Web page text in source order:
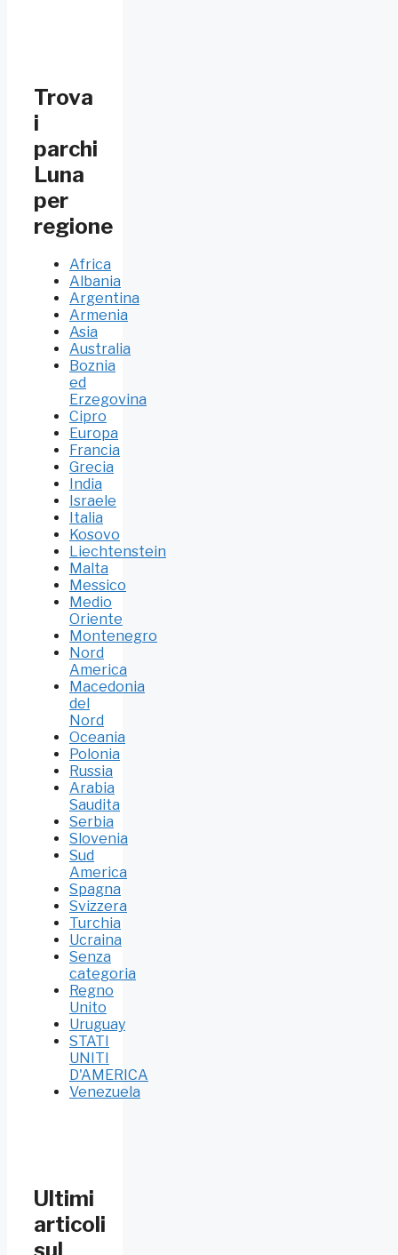
Trova
i
parchi
Luna
per
regione
Africa
Albania
Argentina
Armenia
Asia
Australia
Boznia
ed
Erzegovina
Cipro
Europa
Francia
Grecia
India
Israele
Italia
Kosovo
Liechtenstein
Malta
Messico
Medio
Oriente
Montenegro
Nord
America
Macedonia
del
Nord
Oceania
Polonia
Russia
Arabia
Saudita
Serbia
Slovenia
Sud
America
Spagna
Svizzera
Turchia
Ucraina
Senza
categoria
Regno
Unito
Uruguay
STATI
UNITI
D'AMERICA
Venezuela
Ultimi
articoli